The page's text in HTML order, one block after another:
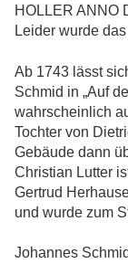
HOLLER ANNO
Leider wurde
Ab 1743 lässt
Schmid in „Auf
wahrscheinlich
Tochter von
Gebäude dann
Christian Lutter
Gertrud
und wurde zum
Johannes